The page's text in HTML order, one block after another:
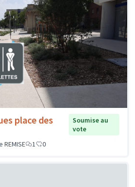
place des
Soumise au
vote
REMISE
1 0